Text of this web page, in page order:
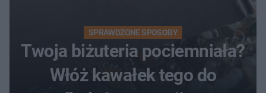
SPRAWDZONE SPOSOBY
Twoja biżuteria pociemniała?
Włóż kawałek tego do